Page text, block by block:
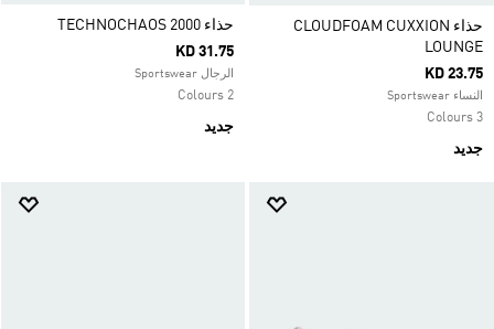
حذاء CLOUDFOAM CUXXION
LOUNGE
KD 23.75
النساء Sportswear
3 Colours
جديد
حذاء TECHNOCHAOS 2000
KD 31.75
الرجال Sportswear
2 Colours
جديد